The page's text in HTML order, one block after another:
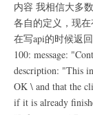
内容 我相信大多
各自的定义，现
在写api的时候返
100: message:
description: "This
OK \ and that the
if it is already